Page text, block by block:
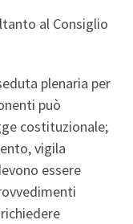
al Consiglio
plenaria per
può
costituzionale;
vigila
essere